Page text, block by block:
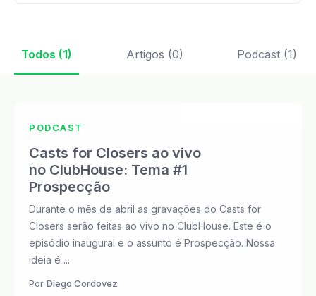
Todos (1) Artigos (0) Podcast (1)
PODCAST
Casts for Closers ao vivo
no ClubHouse: Tema #1
Prospecção
Durante o mês de abril as gravações do Casts for
Closers serão feitas ao vivo no ClubHouse. Este é o
episódio inaugural e o assunto é Prospecção. Nossa
ideia é ...
Por Diego Cordovez